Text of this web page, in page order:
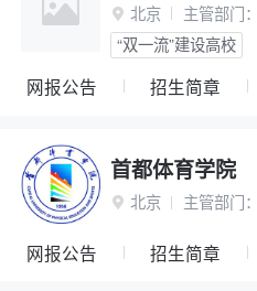
 北京 主管部门：
“双一流”建设高校
网报公告 招生简章
首都体育学院
 北京 主管部门：
网报公告 招生简章